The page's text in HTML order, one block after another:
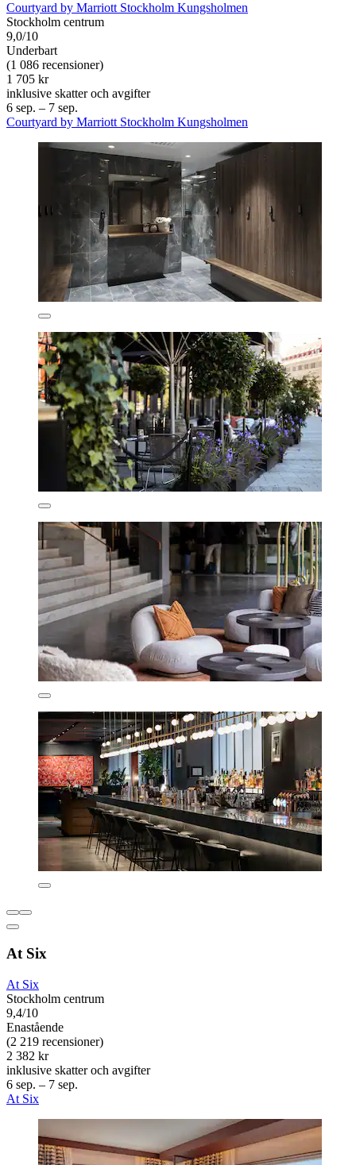
Courtyard by Marriott Stockholm Kungsholmen
Stockholm centrum
9,0/10
Underbart
(1 086 recensioner)
1 705 kr
inklusive skatter och avgifter
6 sep. – 7 sep.
Courtyard by Marriott Stockholm Kungsholmen
At Six
At Six
Stockholm centrum
9,4/10
Enastående
(2 219 recensioner)
2 382 kr
inklusive skatter och avgifter
6 sep. – 7 sep.
At Six